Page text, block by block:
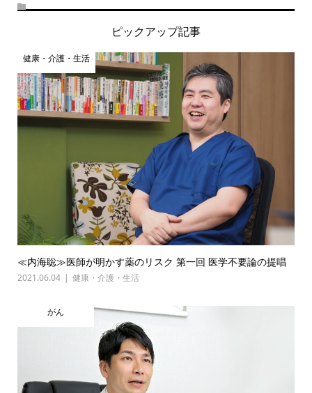
ピックアップ記事
健康・介護・生活
≪内海聡≫医師が明かす薬のリスク 第一回 医学不要論の提唱
2021.06.04 健康・介護・生活
がん